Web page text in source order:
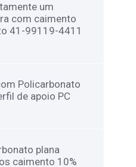
um
com caimento
41-99119-4411
Policarbonato
de apoio PC
plana
caimento 10%